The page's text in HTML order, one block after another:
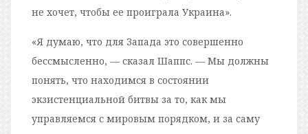
не хочет, чтобы ее проиграла Украина».
«Я думаю, что для Запада это совершенно
бессмысленно, — сказал Шаппс. — Мы должны
понять, что находимся в состоянии
экзистенциальной битвы за то, как мы
управляемся с мировым порядком, и за саму